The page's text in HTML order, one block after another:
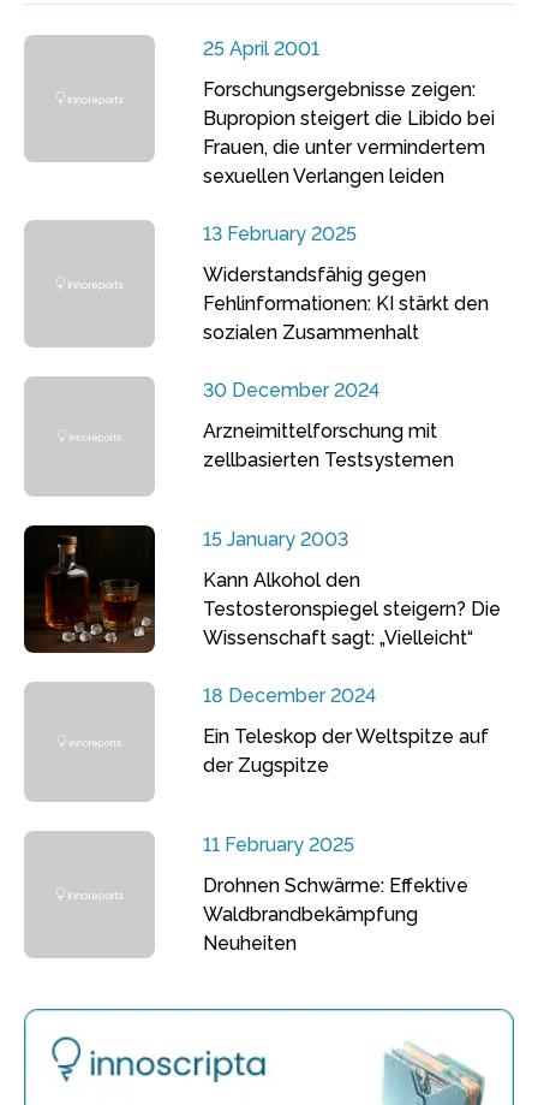
25 April 2001
Forschungsergebnisse zeigen:
Bupropion steigert die Libido bei
Frauen, die unter vermindertem
sexuellen Verlangen leiden
13 February 2025
Widerstandsfähig gegen
Fehlinformationen: KI stärkt den
sozialen Zusammenhalt
30 December 2024
Arzneimittelforschung mit
zellbasierten Testsystemen
15 January 2003
Kann Alkohol den
Testosteronspiegel steigern? Die
Wissenschaft sagt: „Vielleicht“
18 December 2024
Ein Teleskop der Weltspitze auf
der Zugspitze
11 February 2025
Drohnen Schwärme: Effektive
Waldbrandbekämpfung
Neuheiten